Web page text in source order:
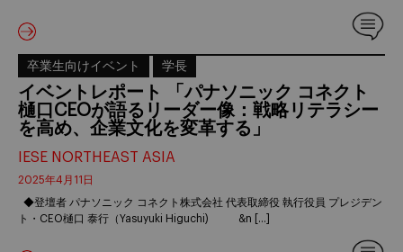
卒業生向けイベント 学長
イベントレポート 「パナソニック コネクト
樋口CEOが語るリーダー像：戦略リテラシー
を高め、企業文化を変革する」
IESE NORTHEAST ASIA
2025年4月11日
◆登壇者 パナソニック コネクト株式会社 代表取締役 執行役員 プレジデン
ト・CEO樋口 泰行（Yasuyuki Higuchi) &n […]